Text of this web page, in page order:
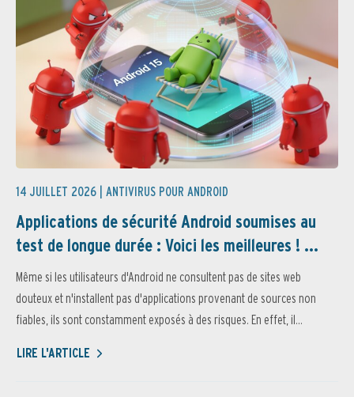
14 JUILLET 2026 | ANTIVIRUS POUR ANDROID
Applications de sécurité Android soumises au
test de longue durée : Voici les meilleures ! ...
Même si les utilisateurs d'Android ne consultent pas de sites web
douteux et n'installent pas d'applications provenant de sources non
fiables, ils sont constamment exposés à des risques. En effet, il...
LIRE L'ARTICLE